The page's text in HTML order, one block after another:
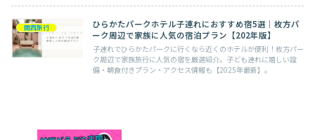
関西旅行
ひらかたパークホテル子連れにおすすめ宿5選｜枚方パ
ーク周辺で家族に人気の宿泊プラン【202年版】
子連れでひらかたパークに行くなら近くのホテルが便利！枚方パー
ク周辺で家族旅行に人気の宿を厳選紹介。子ども連れに嬉しい設
備・朝食付きプラン・アクセス情報も【2025年最新】。